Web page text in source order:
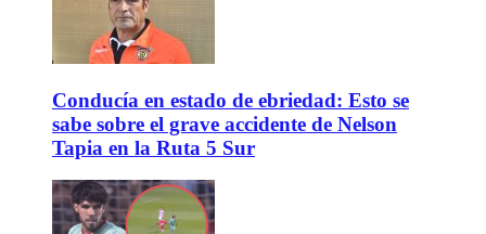
Conducía en estado de ebriedad: Esto se
sabe sobre el grave accidente de Nelson
Tapia en la Ruta 5 Sur